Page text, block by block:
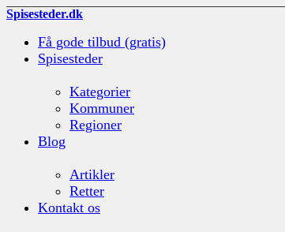
Spisesteder.dk
Få gode tilbud (gratis)
Spisesteder
Kategorier
Kommuner
Regioner
Blog
Artikler
Retter
Kontakt os